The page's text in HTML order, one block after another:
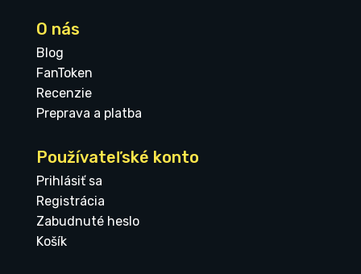
O nás
Blog
FanToken
Recenzie
Preprava a platba
Používateľské konto
Prihlásiť sa
Registrácia
Zabudnuté heslo
Košík